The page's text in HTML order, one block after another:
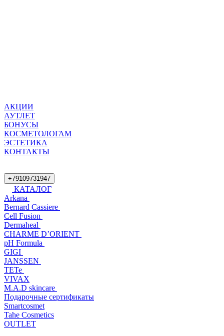
АКЦИИ
АУТЛЕТ
БОНУСЫ
КОСМЕТОЛОГАМ
ЭСТЕТИКА
КОНТАКТЫ
+79109731947
КАТАЛОГ
Arkana
Bernard Cassiere
Cell Fusion
Dermaheal
CHARME D’ORIENT
pH Formula
GIGI
JANSSEN
TETe
VIVAX
M.A.D skincare
Подарочные сертификаты
Smartcosmet
Tahe Cosmetics
OUTLET